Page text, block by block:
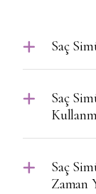
Saç
Saç
Saç
Zaman